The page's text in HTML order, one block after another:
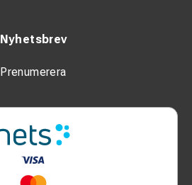
Nyhetsbrev
Prenumerera